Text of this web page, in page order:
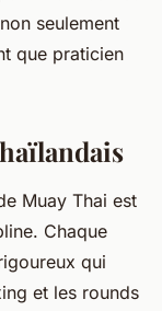
seulement
que praticien
Muay Thai est
Chaque
qui
et les rounds